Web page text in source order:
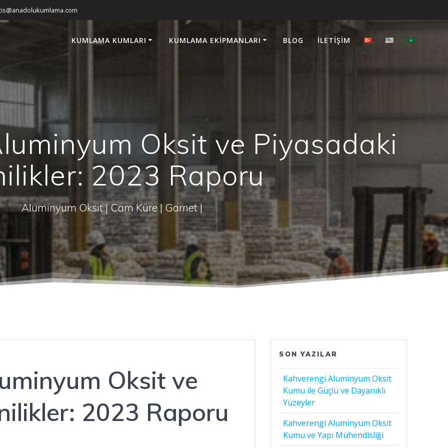
KUMLAMA KUMLARI KUMLAMA EKIPMANLARI BLOG İLETIŞIM
Oksit ve Piyasadaki
2023 Raporu
Aluminyum Oksit | Cam Küre | Garnet |
Oksit ve
2023 Raporu
SON YAZILAR
Kahverengi Aluminyum Oksit
Kumu ile Güçlü ve Dayanıklı
Yüzeyler
Kahverengi Aluminyum Oksit
Kumu ve Yapı Mühendisliği